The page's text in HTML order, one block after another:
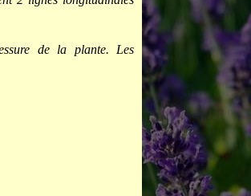
de la plante. Les